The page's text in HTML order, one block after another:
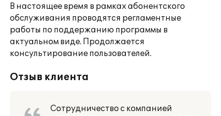
В настоящее время в рамках абонентского
обслуживания проводятся регламентные
работы по поддержанию программы в
актуальном виде. Продолжается
консультирование пользователей.
Отзыв клиента
Сотрудничество с компанией